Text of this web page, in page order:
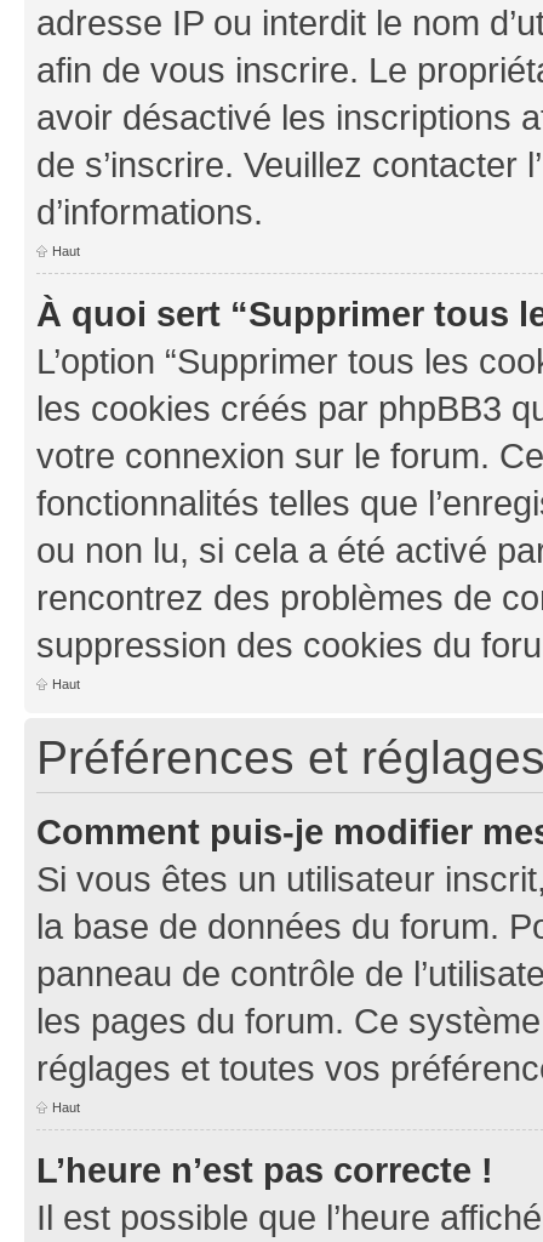
adresse IP ou interdit le nom
afin de vous inscrire. Le
avoir désactivé les inscriptions
de s’inscrire. Veuillez contacter
d’informations.
Haut
À quoi sert “Supprimer tous
L’option “Supprimer tous les
les cookies créés par phpBB3
votre connexion sur le forum.
fonctionnalités telles que
ou non lu, si cela a été activé
rencontrez des problèmes de
suppression des cookies du
Haut
Préférences et
Comment puis-je modifier
Si vous êtes un utilisateur
la base de données du forum.
panneau de contrôle de
les pages du forum. Ce
réglages et toutes vos
Haut
L’heure n’est pas correcte !
Il est possible que l’heure